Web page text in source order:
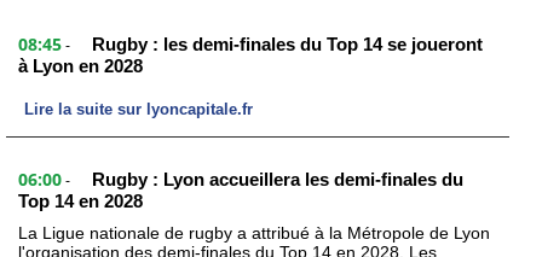
08:45 -
Rugby : les demi-finales du Top 14 se joueront
à Lyon en 2028
Lire la suite sur lyoncapitale.fr
06:00 -
Rugby : Lyon accueillera les demi-finales du
Top 14 en 2028
La Ligue nationale de rugby a attribué à la Métropole de Lyon
l'organisation des demi-finales du Top 14 en 2028. Les